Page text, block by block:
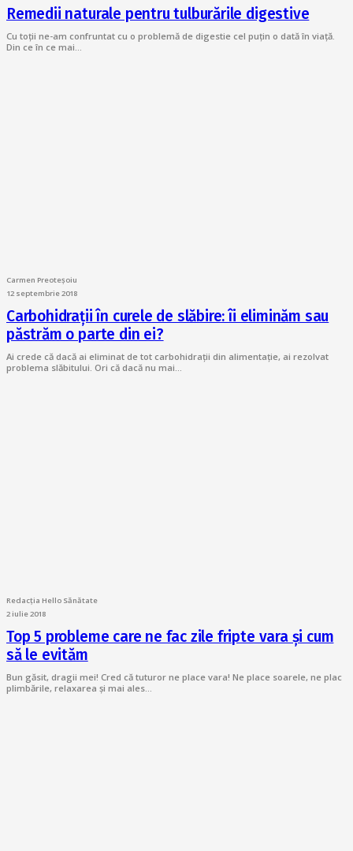
Remedii naturale pentru tulburările digestive
Cu toții ne-am confruntat cu o problemă de digestie cel puțin o dată în viață.
Din ce în ce mai…
Carmen Preoteșoiu
12 septembrie 2018
Carbohidrații în curele de slăbire: îi eliminăm sau
păstrăm o parte din ei?
Ai crede că dacă ai eliminat de tot carbohidrații din alimentație, ai rezolvat
problema slăbitului. Ori că dacă nu mai…
Redacția Hello Sănătate
2 iulie 2018
Top 5 probleme care ne fac zile fripte vara și cum
să le evităm
Bun găsit, dragii mei! Cred că tuturor ne place vara! Ne place soarele, ne plac
plimbările, relaxarea și mai ales…